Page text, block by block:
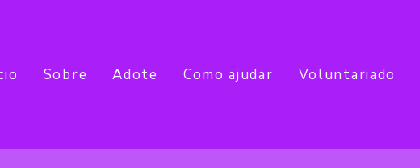
Sobre Adote Como ajudar Voluntariado